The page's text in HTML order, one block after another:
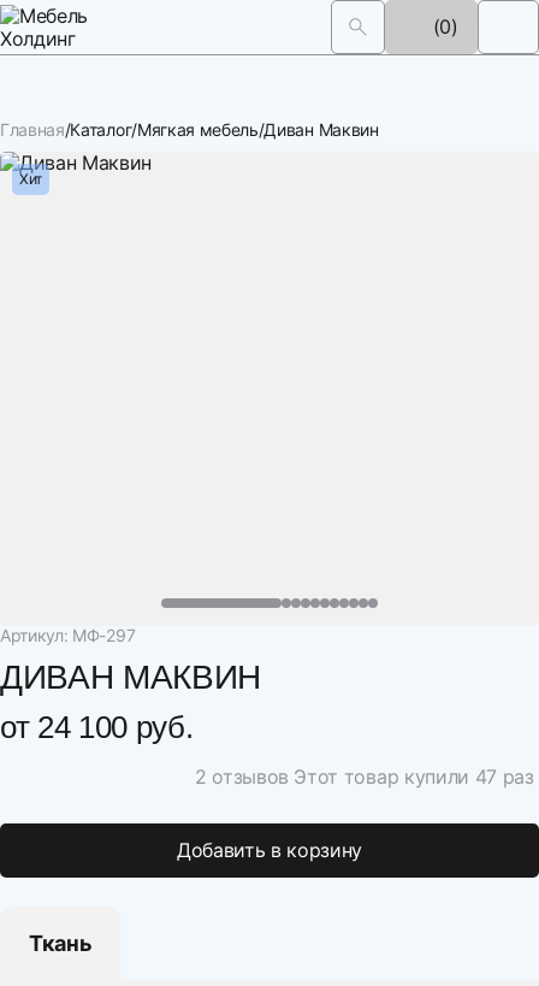
(0)
Главная Каталог Мягкая мебель Диван Маквин
Хит
Артикул: МФ-297
ДИВАН МАКВИН
от 24 100 руб.
2 отзывов Этот товар купили 47 раз
Добавить в корзину
Ткань